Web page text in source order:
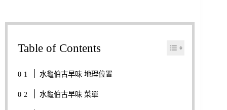
Table of Contents
水龜伯古早味 地理位置
水龜伯古早味 菜單